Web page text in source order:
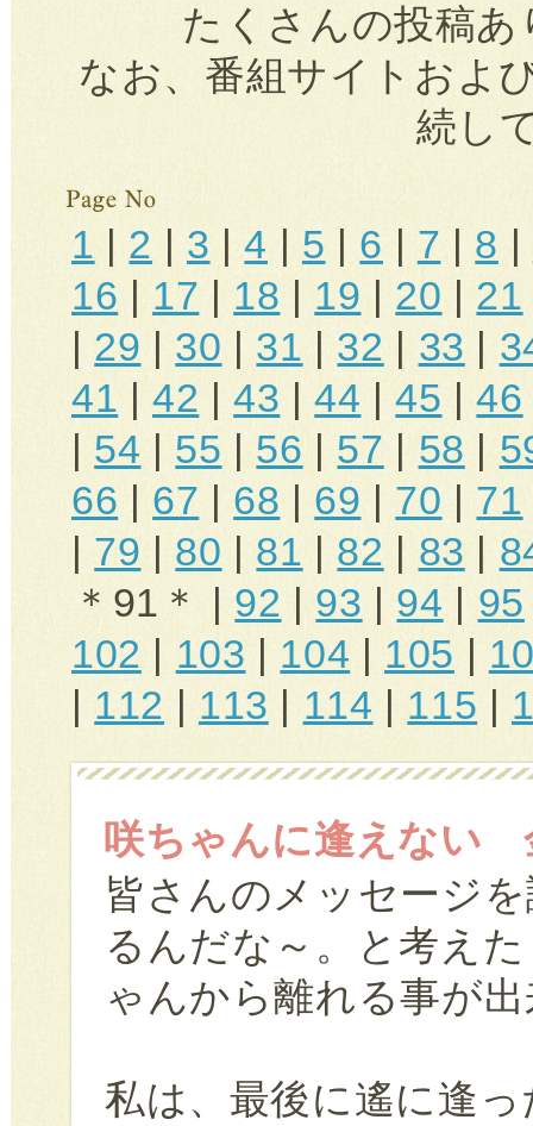
たくさんの投稿
なお、番組サイトおよ
続し
1|2|3|4|5|6|7|8|
16|17|18|19|20|21
|29|30|31|32|33|
41|42|43|44|45|46
|54|55|56|57|58|
66|67|68|69|70|71
|79|80|81|82|83|
＊91＊ |92|93|94|95
102|103|104|105|
|112|113|114|115|
咲ちゃんに逢えない
皆さんのメッセージ
るんだな～。と考え
ゃんから離れる事が
私は、最後に遙に逢